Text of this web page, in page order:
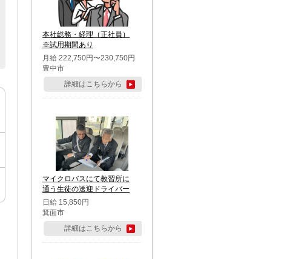
本社総務・経理（正社員）
※試用期間あり
月給 222,750円〜230,750円
豊中市
詳細はこちらから
マイクロバスにて教習所に
通う生徒の送迎ドライバー
日給 15,850円
箕面市
詳細はこちらから